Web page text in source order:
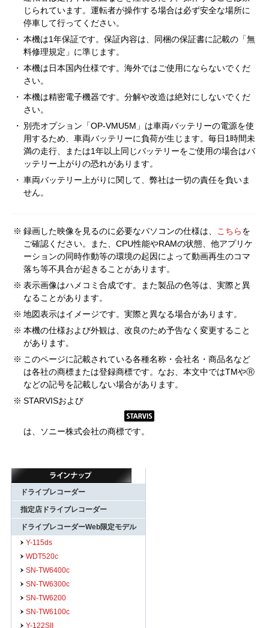
じられています。運転者が操作する場合は必ず安全な場所に
停車して行ってください。
・ 本機は1年保証です。保証内容は、同梱の保証書に記載の「無
料修理規定」に準じます。
・ 本機は日本国内仕様です。海外ではご使用にならないでくだ
さい。
・ 本機は精密電子機器です。分解や改造は絶対にしないでくだ
さい。
・ 別売オプション「OP-VMU5M」は車両バッテリーの電源を使
用するため、車両バッテリーに負荷が生じます。毎日1時間未
満の走行、または1年以上同じバッテリーをご使用の場合はバ
ッテリー上がりの恐れがあります。
・ 車両バッテリー上がりに関して、弊社は一切の責任を負いま
せん。
※ 録画した映像を見るのに必要なパソコンの仕様は、 こちらを
ご確認ください。また、CPU性能やRAMの状態、他アプリケ
ーションの同時作動等の環境の起因によって動画再生のコマ
落ち等不具合が起きることがあります。
※ 表示画像はハメコミ合成です。また製品の色等は、実際と異
なることがあります。
※ 地図表示はイメージです。実際と異なる場合があります。
※ 本機の仕様および外観は、改良のため予告なく変更すること
があります。
※ このページに記載されている各種名称・会社名・商品名など
は各社の商標または登録商標です。なお、本文中ではTMやⓇ
などの記号を記載しない場合があります。
※ STARVISおよび
は、ソニー株式会社の商標です。
ドライブレコーダー
指定店ドライブレコーダー
ドライブレコーダーWeb限定モデル
Y-115ds
WDT520c
SN-TW6400c
SN-TW6300c
SN-TW6200
SN-TW6100c
Y-122SII